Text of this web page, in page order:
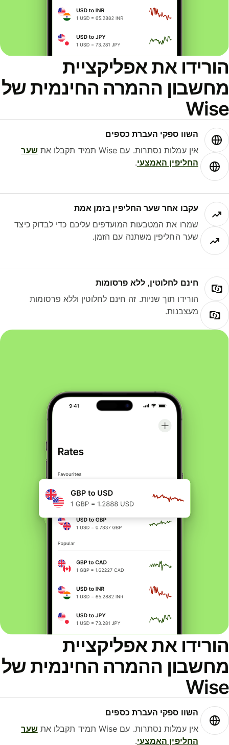
הורידו את אפליקציית
מחשבון ההמרה החינמית של
Wise
השוו ספקי העברת כספים
אין עמלות נסתרות. עם Wise תמיד תקבלו את
שער
החליפין האמצעי.
עקבו אחר שער החליפין בזמן אמת
שמרו את המטבעות המועדפים עליכם כדי לבדוק כיצד
שער החליפין משתנה עם הזמן.
חינם לחלוטין, ללא פרסומות
הורידו תוך שניות. זה חינם לחלוטין וללא פרסומות
מעצבנות.
הורידו את אפליקציית
מחשבון ההמרה החינמית של
Wise
השוו ספקי העברת כספים
אין עמלות נסתרות. עם Wise תמיד תקבלו את
שער
החליפין האמצעי.